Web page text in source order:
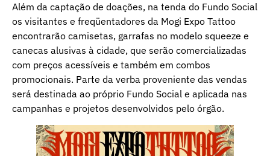
Além da captação de doações, na tenda do Fundo Social
os visitantes e freqüentadores da Mogi Expo Tattoo
encontrarão camisetas, garrafas no modelo squeeze e
canecas alusivas à cidade, que serão comercializadas
com preços acessíveis e também em combos
promocionais. Parte da verba proveniente das vendas
será destinada ao próprio Fundo Social e aplicada nas
campanhas e projetos desenvolvidos pelo órgão.